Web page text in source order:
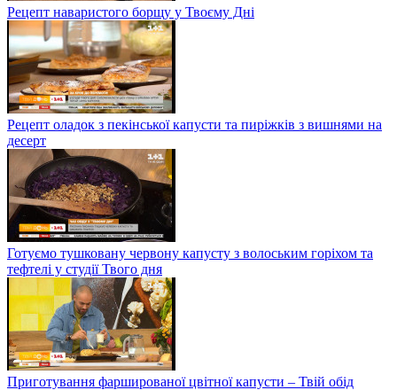
Рецепт наваристого борщу у Твоєму Дні
Рецепт оладок з пекінської капусти та пиріжків з вишнями на
десерт
Готуємо тушковану червону капусту з волоським горіхом та
тефтелі у студії Твого дня
Приготування фаршированої цвітної капусти – Твій обід